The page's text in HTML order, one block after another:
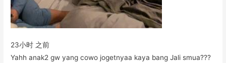
23小时 之前
Yahh anak2 gw yang cowo jogetnyaa kaya bang Jali smua???